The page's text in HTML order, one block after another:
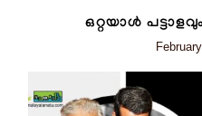
ഒറ്റയാൾ